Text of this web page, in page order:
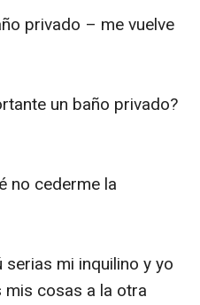
privado – me vuelve
un baño privado?
no cederme la
serias mi inquilino y yo
cosas a la otra